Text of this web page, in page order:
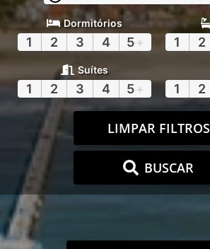
Dormitórios
1 2 3 4 5+ 1 2
Suítes
1 2 3 4 5+ 1 2
LIMPAR FILTROS
BUSCAR